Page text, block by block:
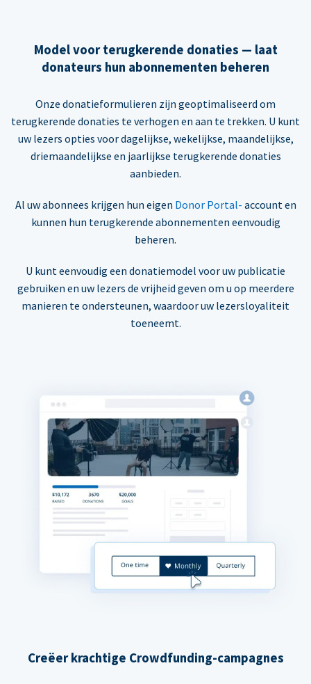
Model voor terugkerende donaties — laat
donateurs hun abonnementen beheren
Onze donatieformulieren zijn geoptimaliseerd om
terugkerende donaties te verhogen en aan te trekken. U kunt
uw lezers opties voor dagelijkse, wekelijkse, maandelijkse,
driemaandelijkse en jaarlijkse terugkerende donaties
aanbieden.
Al uw abonnees krijgen hun eigen Donor Portal- account en
kunnen hun terugkerende abonnementen eenvoudig
beheren.
U kunt eenvoudig een donatiemodel voor uw publicatie
gebruiken en uw lezers de vrijheid geven om u op meerdere
manieren te ondersteunen, waardoor uw lezersloyaliteit
toeneemt.
Creëer krachtige Crowdfunding-campagnes